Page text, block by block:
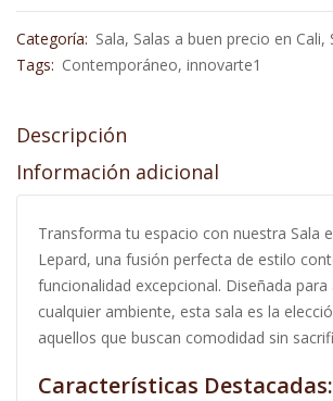
Categoría: Sala, Salas a buen precio en Cali,
Tags: Contemporáneo, innovarte1
Descripción
Información adicional
Transforma tu espacio con nuestra Sala
Lepard, una fusión perfecta de estilo
funcionalidad excepcional. Diseñada para
cualquier ambiente, esta sala es la
aquellos que buscan comodidad sin
Características Destacadas: